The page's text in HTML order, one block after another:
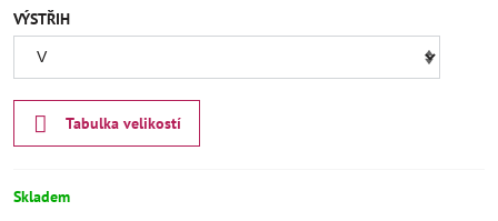
VÝSTŘIH
Tabulka velikostí
Skladem